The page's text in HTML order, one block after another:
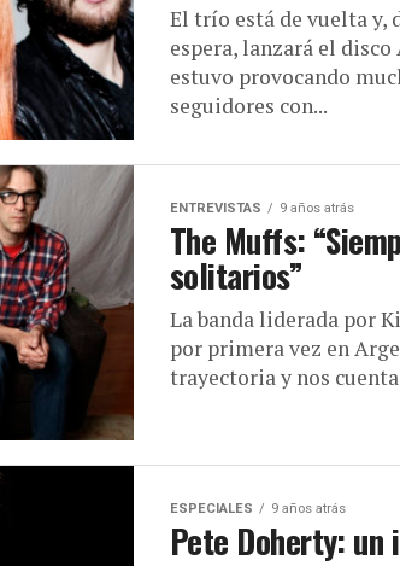
El trío está de vuelta y,
espera, lanzará el
estuvo provocando
seguidores con...
ENTREVISTAS 9 años atrás
The Muffs:
solitarios”
La banda liderada por
por primera vez en
trayectoria y nos
ESPECIALES 9 años atrás
Pete Doherty: un